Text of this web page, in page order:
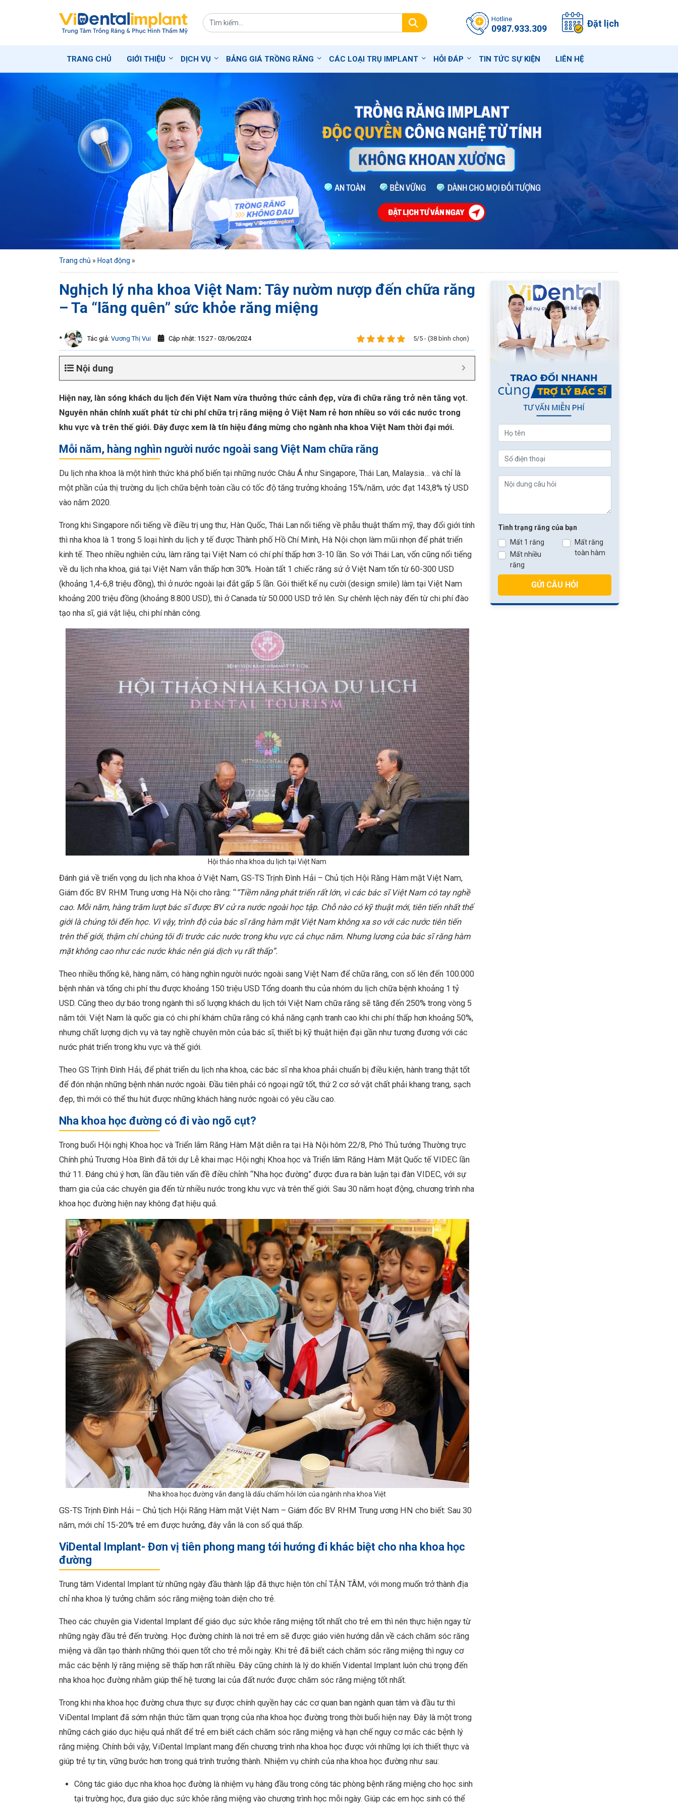
Hotline
0987.933.309 Đặt lịch
TRANG CHỦ GIỚI THIỆU DỊCH VỤ BẢNG GIÁ TRỒNG RĂNG CÁC LOẠI TRỤ IMPLANT HỎI ĐÁP TIN TỨC SỰ KIỆN LIÊN HỆ
Trang chủ » Hoạt động »
Nghịch lý nha khoa Việt Nam: Tây nườm nượp đến chữa răng
– Ta “lãng quên” sức khỏe răng miệng
* Tác giả: Vương Thị Vui Cập nhật: 15:27 - 03/06/2024 5/5 - (38 bình chọn)
Nội dung
Hiện nay, làn sóng khách du lịch đến Việt Nam vừa thưởng thức cảnh đẹp, vừa đi chữa răng trở nên tăng vọt.
Nguyên nhân chính xuất phát từ chi phí chữa trị răng miệng ở Việt Nam rẻ hơn nhiều so với các nước trong
khu vực và trên thế giới. Đây được xem là tín hiệu đáng mừng cho ngành nha khoa Việt Nam thời đại mới.
Mỗi năm, hàng nghìn người nước ngoài sang Việt Nam chữa răng
Du lịch nha khoa là một hình thức khá phổ biến tại những nước Châu Á như Singapore, Thái Lan, Malaysia… và chỉ là
một phần của thị trường du lịch chữa bệnh toàn cầu có tốc độ tăng trưởng khoảng 15%/năm, ước đạt 143,8% tỷ USD
vào năm 2020.
Trong khi Singapore nổi tiếng về điều trị ung thư, Hàn Quốc, Thái Lan nổi tiếng về phẫu thuật thẩm mỹ, thay đổi giới tính
thì nha khoa là 1 trong 5 loại hình du lịch y tế được Thành phố Hồ Chí Minh, Hà Nội chọn làm mũi nhọn để phát triển
kinh tế. Theo nhiều nghiên cứu, làm răng tại Việt Nam có chí phí thấp hơn 3-10 lần. So với Thái Lan, vốn cũng nổi tiếng
về du lịch nha khoa, giá tại Việt Nam vẫn thấp hơn 30%. Hoàn tất 1 chiếc răng sứ ở Việt Nam tốn từ 60-300 USD
(khoảng 1,4-6,8 triệu đồng), thì ở nước ngoài lại đắt gấp 5 lần. Gói thiết kế nụ cười (design smile) làm tại Việt Nam
khoảng 200 triệu đồng (khoảng 8.800 USD), thì ở Canada từ 50.000 USD trở lên. Sự chênh lệch này đến từ chi phí đào
tạo nha sĩ, giá vật liệu, chi phí nhân công.
Hội thảo nha khoa du lịch tại Việt Nam
Đánh giá về triển vọng du lịch nha khoa ở Việt Nam, GS-TS Trịnh Đình Hải – Chủ tịch Hội Răng Hàm mặt Việt Nam,
Giám đốc BV RHM Trung ương Hà Nội cho rằng: ““Tiềm năng phát triển rất lớn, vì các bác sĩ Việt Nam có tay nghề
cao. Mỗi năm, hàng trăm lượt bác sĩ được BV cử ra nước ngoài học tập. Chỗ nào có kỹ thuật mới, tiên tiến nhất thế
giới là chúng tôi đến học. Vì vậy, trình độ của bác sĩ răng hàm mặt Việt Nam không xa so với các nước tiên tiến
trên thế giới, thậm chí chúng tôi đi trước các nước trong khu vực cả chục năm. Nhưng lương của bác sĩ răng hàm
mặt không cao như các nước khác nên giá dịch vụ rất thấp”.
Theo nhiều thống kê, hàng năm, có hàng nghìn người nước ngoài sang Việt Nam để chữa răng, con số lên đến 100.000
bệnh nhân và tổng chi phí thu được khoảng 150 triệu USD Tổng doanh thu của nhóm du lịch chữa bệnh khoảng 1 tỷ
USD. Cũng theo dự báo trong ngành thì số lượng khách du lịch tới Việt Nam chữa răng sẽ tăng đến 250% trong vòng 5
năm tới. Việt Nam là quốc gia có chi phí khám chữa răng có khả năng cạnh tranh cao khi chi phí thấp hơn khoảng 50%,
nhưng chất lượng dịch vụ và tay nghề chuyên môn của bác sĩ, thiết bị kỹ thuật hiện đại gần như tương đương với các
nước phát triển trong khu vực và thế giới.
Theo GS Trịnh Đình Hải, để phát triển du lịch nha khoa, các bác sĩ nha khoa phải chuẩn bị điều kiện, hành trang thật tốt
để đón nhận những bệnh nhân nước ngoài. Đầu tiên phải có ngoại ngữ tốt, thứ 2 cơ sở vật chất phải khang trang, sạch
đẹp, thì mới có thể thu hút được những khách hàng nước ngoài có yêu cầu cao.
Nha khoa học đường có đi vào ngõ cụt?
Trong buổi Hội nghị Khoa học và Triển lãm Răng Hàm Mặt diễn ra tại Hà Nội hôm 22/8, Phó Thủ tướng Thường trực
Chính phủ Trương Hòa Bình đã tới dự Lễ khai mạc Hội nghị Khoa học và Triển lãm Răng Hàm Mặt Quốc tế VIDEC lần
thứ 11. Đáng chú ý hơn, lần đầu tiên vấn đề điều chỉnh “Nha học đường” được đưa ra bàn luận tại đàn VIDEC, với sự
tham gia của các chuyên gia đến từ nhiều nước trong khu vực và trên thế giới. Sau 30 năm hoạt động, chương trình nha
khoa học đường hiện nay không đạt hiệu quả.
Nha khoa học đường vẫn đang là dấu chấm hỏi lớn của ngành nha khoa Việt
GS-TS Trịnh Đình Hải – Chủ tịch Hội Răng Hàm mặt Việt Nam – Giám đốc BV RHM Trung ương HN cho biết: Sau 30
năm, mới chỉ 15-20% trẻ em được hưởng, đây vẫn là con số quá thấp.
ViDental Implant- Đơn vị tiên phong mang tới hướng đi khác biệt cho nha khoa học
đường
Trung tâm Vidental Implant từ những ngày đầu thành lập đã thực hiện tôn chỉ TẬN TÂM, với mong muốn trở thành địa
chỉ nha khoa lý tưởng chăm sóc răng miệng toàn diện cho trẻ.
Theo các chuyên gia Vidental Implant để giáo dục sức khỏe răng miệng tốt nhất cho trẻ em thì nên thực hiện ngay từ
những ngày đầu trẻ đến trường. Học đường chính là nơi trẻ em sẽ được giáo viên hướng dẫn về cách chăm sóc răng
miệng và dần tạo thành những thói quen tốt cho trẻ mỗi ngày. Khi trẻ đã biết cách chăm sóc răng miệng thì nguy cơ
mắc các bệnh lý răng miệng sẽ thấp hơn rất nhiều. Đây cũng chính là lý do khiến Vidental Implant luôn chú trọng đến
nha khoa học đường nhằm giúp thế hệ tương lai của đất nước được chăm sóc răng miệng tốt nhất.
Trong khi nha khoa học đường chưa thực sự được chính quyền hay các cơ quan ban ngành quan tâm và đầu tư thì
ViDental Implant đã sớm nhận thức tầm quan trọng của nha khoa học đường trong thời buổi hiện nay. Đây là một trong
những cách giáo dục hiệu quả nhất để trẻ em biết cách chăm sóc răng miệng và hạn chế nguy cơ mắc các bệnh lý
răng miệng. Chính bởi vậy, ViDental Implant mang đến chương trình nha khoa học được với những lợi ích thiết thực và
giúp trẻ tự tin, vững bước hơn trong quá trình trưởng thành. Nhiệm vụ chính của nha khoa học đường như sau:
Công tác giáo dục nha khoa học đường là nhiệm vụ hàng đầu trong công tác phòng bệnh răng miệng cho học sinh
tại trường học, đưa giáo dục sức khỏe răng miệng vào chương trình học mỗi ngày. Giúp các em học sinh có thể
Tình trạng răng của bạn
Mất 1 răng
Mất nhiều
răng
Mất răng
toàn hàm
GỬI CÂU HỎI